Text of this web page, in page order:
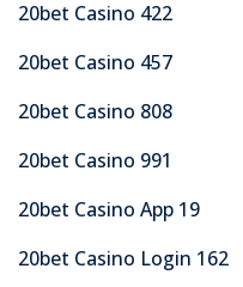
20bet Casino 422
20bet Casino 457
20bet Casino 808
20bet Casino 991
20bet Casino App 19
20bet Casino Login 162